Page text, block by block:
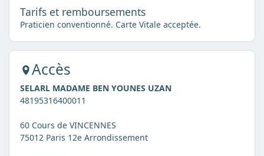
Tarifs et remboursements
Praticien conventionné. Carte Vitale acceptée.
Accès
SELARL MADAME BEN YOUNES UZAN
48195316400011
60 Cours de VINCENNES
75012 Paris 12e Arrondissement